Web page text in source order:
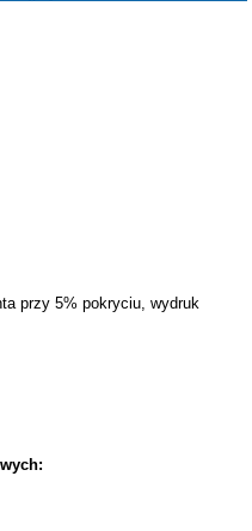
przy 5% pokryciu, wydruk